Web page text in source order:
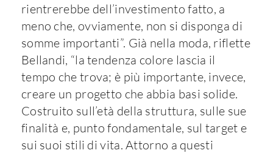
rientrerebbe dell’investimento fatto, a
meno che, ovviamente, non si disponga di
somme importanti”. Già nella moda, riflette
Bellandi, “la tendenza colore lascia il
tempo che trova; è più importante, invece,
creare un progetto che abbia basi solide.
Costruito sull’età della struttura, sulle sue
finalità e, punto fondamentale, sul target e
sui suoi stili di vita. Attorno a questi